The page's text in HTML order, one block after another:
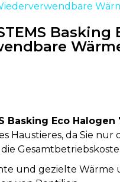
Basking Eco Halogen
Haustieres, da Sie
und gezielte